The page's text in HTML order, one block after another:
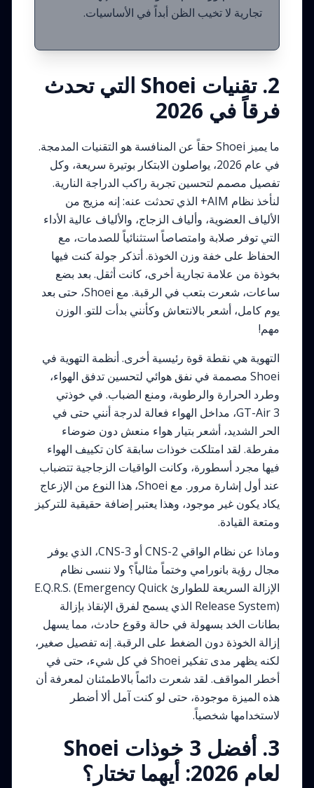
تجارية لا تخيب الظن أبداً في الأساسيات.
2. تقنيات Shoei التي تحدث
فرقاً في 2026
ما يميز Shoei حقاً عن المنافسة هو التقنيات المدمجة.
في عام 2026، يواصلون الابتكار بوتيرة سريعة، وكل
تفصيل مصمم لتحسين تجربة راكب الدراجة النارية.
لنأخذ نظام AIM+ الذي تحدثت عنه: إنه مزيج من
الألياف العضوية، وألياف الزجاج، والألياف عالية الأداء
التي توفر صلابة وامتصاصاً استثنائياً للصدمات، مع
الحفاظ على خفة وزن الخوذة. أتذكر جولة كنت فيها
بخوذة من علامة تجارية أخرى، كانت أثقل. بعد بضع
ساعات، شعرت بتعب في الرقبة. مع Shoei، حتى بعد
يوم كامل، أشعر بالانتعاش وكأنني بدأت للتو. الوزن
مهم!
التهوية هي نقطة قوة رئيسية أخرى. أنظمة التهوية في
Shoei مصممة في نفق هوائي لتحسين تدفق الهواء،
وطرد الحرارة والرطوبة، ومنع الضباب. في خوذتي
GT-Air 3، مداخل الهواء فعالة لدرجة أنني حتى في
الحر الشديد، أشعر بتيار هواء منعش دون ضوضاء
مفرطة. لقد امتلكت خوذات سابقة كان تكييف الهواء
فيها مجرد أسطورة، وكانت الواقيات الزجاجية تتضباب
عند أول إشارة مرور. مع Shoei، هذا النوع من الإزعاج
يكاد يكون غير موجود، وهذا يعتبر إضافة حقيقية للتركيز
ومتعة القيادة.
وماذا عن نظام الواقي CNS-2 أو CNS-3، الذي يوفر
مجال رؤية بانورامي وختماً مثالياً؟ ولا ننسى نظام
الإزالة السريعة للطوارئ E.Q.R.S. (Emergency Quick
Release System) الذي يسمح لفرق الإنقاذ بإزالة
بطانات الخد بسهولة في حالة وقوع حادث، مما يسهل
إزالة الخوذة دون الضغط على الرقبة. إنه تفصيل صغير،
لكنه يظهر مدى تفكير Shoei في كل شيء، حتى في
أخطر المواقف. لقد شعرت دائماً بالاطمئنان لمعرفة أن
هذه الميزة موجودة، حتى لو كنت آمل ألا أضطر
لاستخدامها شخصياً.
3. أفضل 3 خوذات Shoei
لعام 2026: أيهما تختار؟